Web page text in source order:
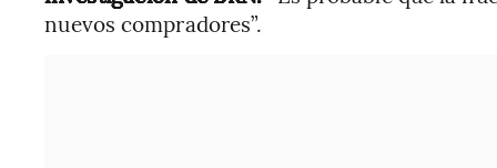
nuevos compradores”.